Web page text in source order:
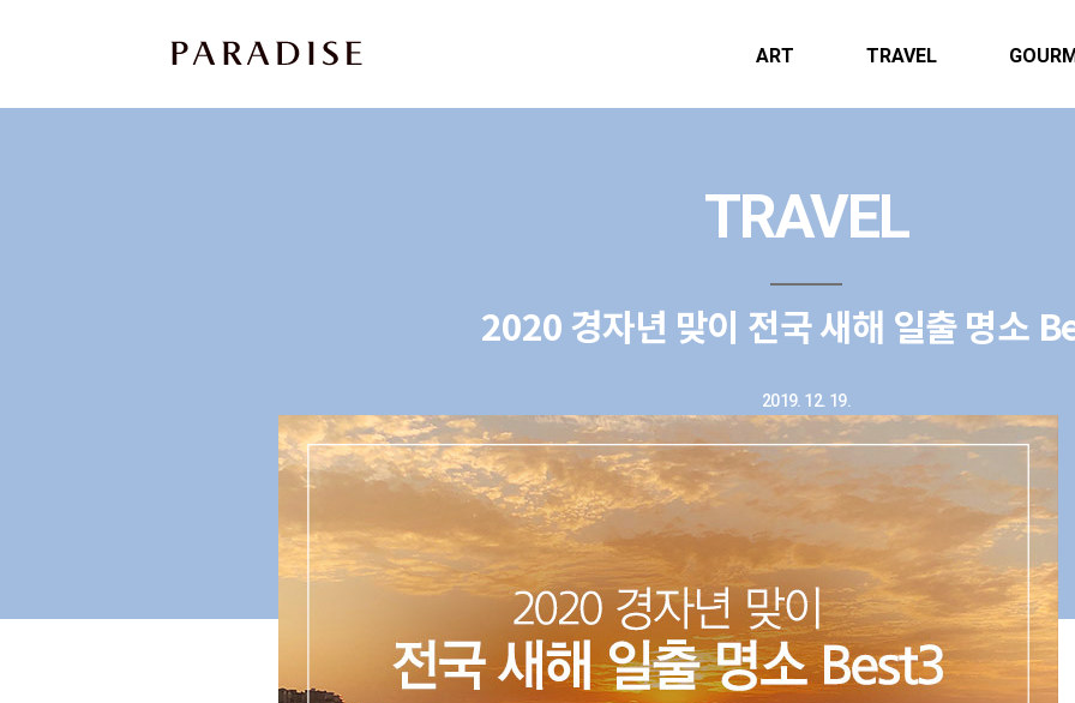
ART TRAVEL
상
TRAVEL
2020 경자년 맞이 전국 새해 일출 명소
2019. 12. 19.
본
문